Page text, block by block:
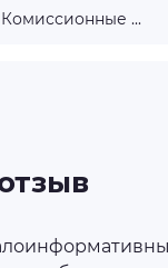
Комиссионные ...